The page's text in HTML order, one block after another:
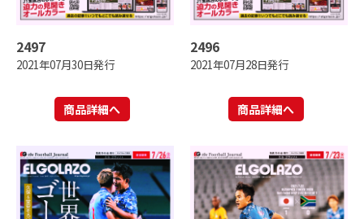
2497
2021年07月30日発行
商品詳細へ
2496
2021年07月28日発行
商品詳細へ